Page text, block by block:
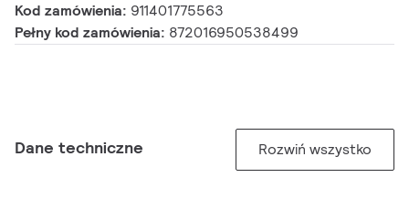
Kod zamówienia: 911401775563
Pełny kod zamówienia: 872016950538499
Dane techniczne Rozwiń wszystko